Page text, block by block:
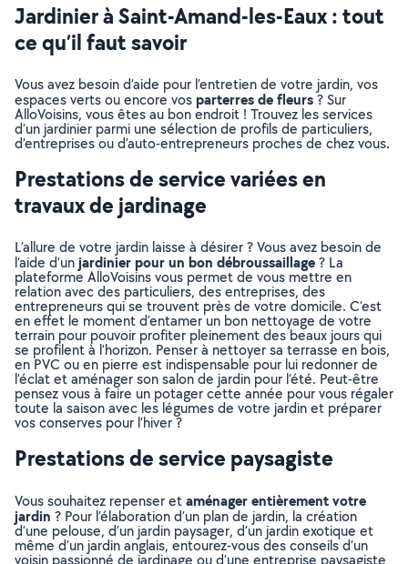
Jardinier à Saint-Amand-les-Eaux : tout
ce qu’il faut savoir
Vous avez besoin d’aide pour l’entretien de votre jardin, vos
espaces verts ou encore vosparterres de fleurs? Sur
AlloVoisins, vous êtes au bon endroit ! Trouvez les services
d’un jardinier parmi une sélection de profils de particuliers,
d’entreprises ou d’auto-entrepreneurs proches de chez vous.
Prestations de service variées en
travaux de jardinage
L’allure de votre jardin laisse à désirer ? Vous avez besoin de
l’aide d’unjardinier pour un bon débroussaillage? La
plateforme AlloVoisins vous permet de vous mettre en
relation avec des particuliers, des entreprises, des
entrepreneurs qui se trouvent près de votre domicile. C’est
en effet le moment d’entamer un bon nettoyage de votre
terrain pour pouvoir profiter pleinement des beaux jours qui
se profilent à l’horizon. Penser à nettoyer sa terrasse en bois,
en PVC ou en pierre est indispensable pour lui redonner de
l’éclat et aménager son salon de jardin pour l’été. Peut-être
pensez vous à faire un potager cette année pour vous régaler
toute la saison avec les légumes de votre jardin et préparer
vos conserves pour l’hiver ?
Prestations de service paysagiste
Vous souhaitez repenser etaménager entièrement votre
jardin ? Pour l’élaboration d’un plan de jardin, la création
d’une pelouse, d’un jardin paysager, d’un jardin exotique et
même d’un jardin anglais, entourez-vous des conseils d’un
voisin passionné de jardinage ou d’une entreprise paysagiste